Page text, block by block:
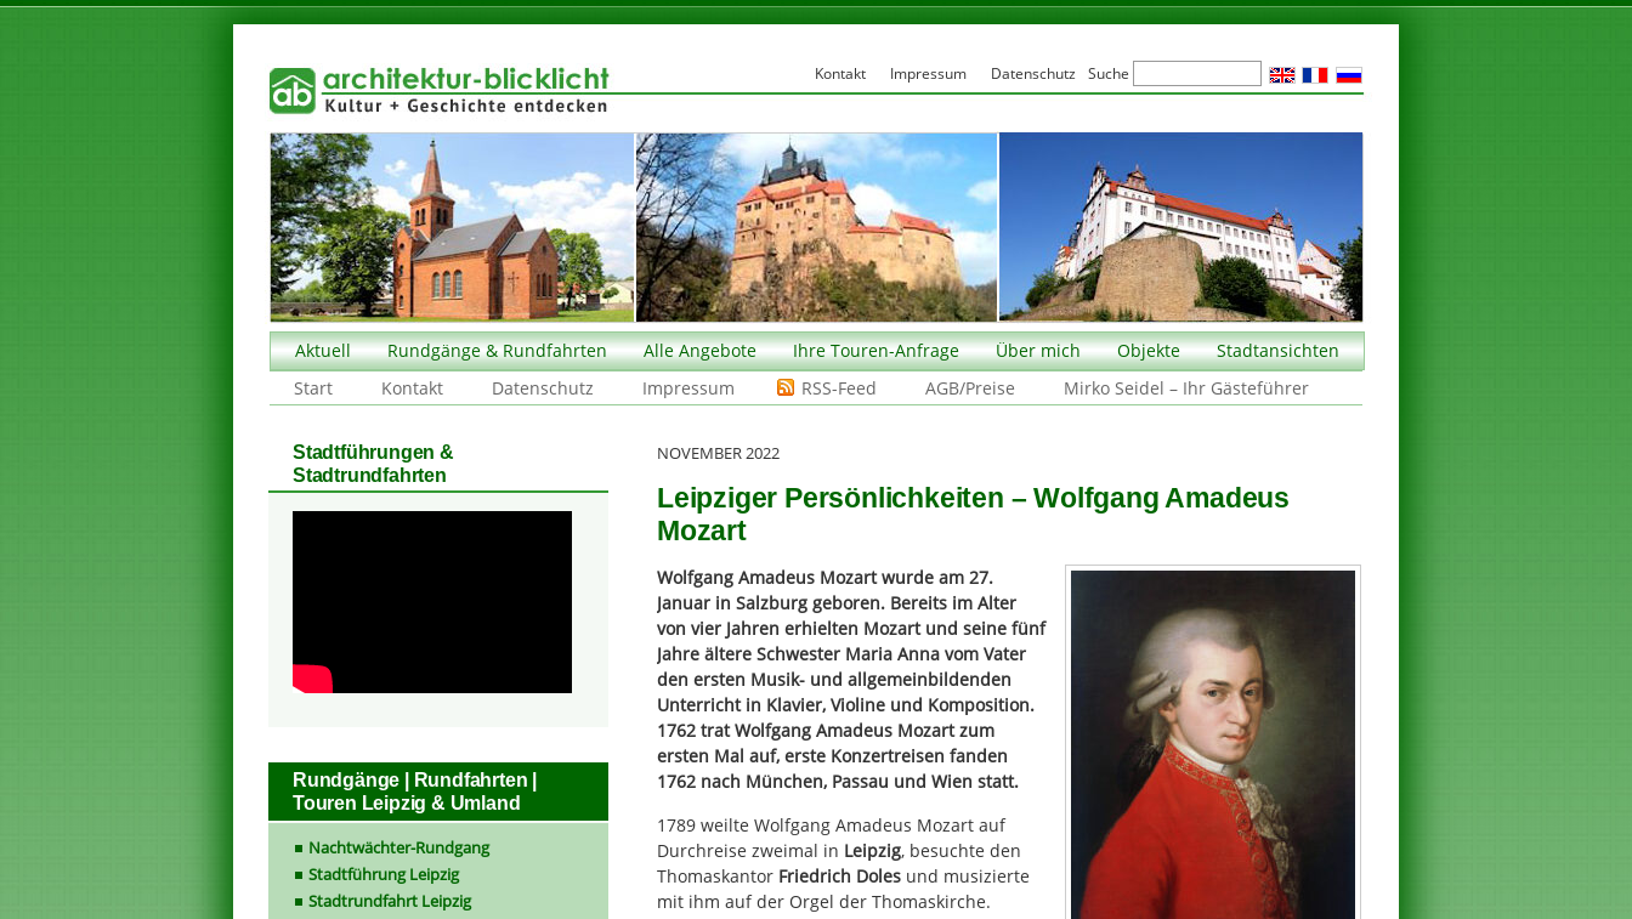
Aktuell Rundgänge & Rundfahrten Alle Angebote Ihre Touren-Anfrage Über mich Objekte
Stadtansichten
Start
Kontakt Datenschutz Impressum RSS-Feed AGB/Preise Mirko Seidel – Ihr Gästeführer
NOVEMBER 2022
Leipziger Persönlichkeiten – Wolfgang Amadeus
Mozart
Wolfgang Amadeus Mozart wurde am 27.
Januar in Salzburg geboren. Bereits im Alter
von vier Jahren erhielten Mozart und seine fünf
Jahre ältere Schwester Maria Anna vom Vater
den ersten Musik- und allgemeinbildenden
Unterricht in Klavier, Violine und Komposition.
1762 trat Wolfgang Amadeus Mozart zum
ersten Mal auf, erste Konzertreisen fanden
1762 nach München, Passau und Wien statt.
1789 weilte Wolfgang Amadeus Mozart auf
Durchreise zweimal in Leipzig, besuchte den
Thomaskantor Friedrich Doles und musizierte
mit ihm auf der Orgel der Thomaskirche.
Stadtführungen &
Stadtrundfahrten
Rundgänge | Rundfahrten |
Touren Leipzig & Umland
Nachtwächter-Rundgang
Stadtführung Leipzig
Stadtrundfahrt Leipzig
Kontakt Impressum Datenschutz Suche